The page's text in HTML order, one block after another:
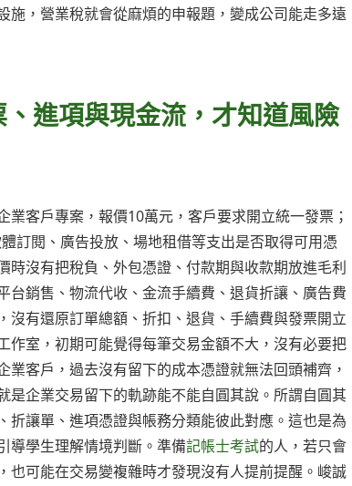
，營業稅就會從麻煩的申報題，變成公司能走多遠
進項與現金流，才知道風險
客戶專案，報價10萬元，客戶要求開立統一發票；
訂閱、廣告投放、場地租借等支出是否取得可用憑
沒有把稅負、外包憑證、付款期與收款期放進毛利
銷售、物流代收、金流手續費、退貨折讓、廣告費
有還原訂單總額、折扣、退貨、手續費與發票開立
室，初期可能覺得每筆交易金額不大，沒有必要把
客戶，過去沒有留下的成本憑證就無法回頭補齊，
企業交易留下的軌跡能不能自圓其說。所謂自圓其
讓單、進項憑證與帳務分類能彼此對應。這也是為
導學生理解情境判斷。準備記帳士考試的人，若只會
可能在交易變複雜時才發現沒有人提前提醒。峻誠